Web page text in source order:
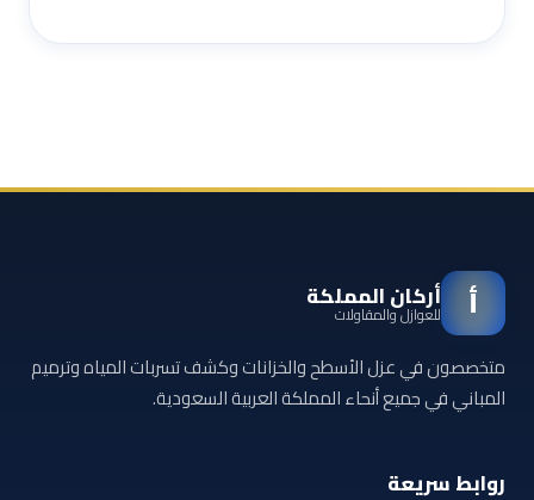
أ أركان المملكة
للعوازل والمقاولات
متخصصون في عزل الأسطح والخزانات وكشف تسربات المياه وترميم
المباني في جميع أنحاء المملكة العربية السعودية.
روابط سريعة